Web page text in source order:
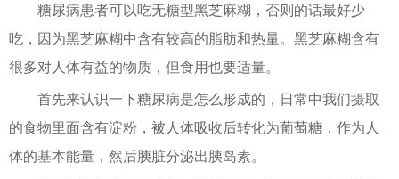
糖尿病患者可以吃无糖型黑芝麻糊，否则的话最好少
吃，因为黑芝麻糊中含有较高的脂肪和热量。黑芝麻糊含有
很多对人体有益的物质，但食用也要适量。
首先来认识一下糖尿病是怎么形成的，日常中我们摄取
的食物里面含有淀粉，被人体吸收后转化为葡萄糖，作为人
体的基本能量，然后胰脏分泌出胰岛素。